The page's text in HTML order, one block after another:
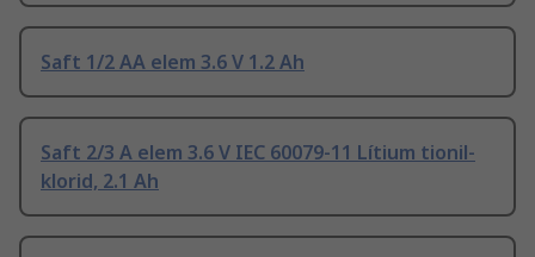
Saft 1/2 AA elem 3.6 V 1.2 Ah
Saft 2/3 A elem 3.6 V IEC 60079-11 Lítium tionil-
klorid, 2.1 Ah